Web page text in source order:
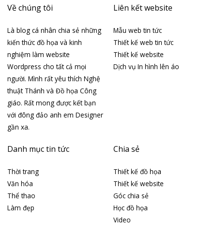
Về chúng tôi
Là blog cá nhân chia sẻ những
kiến thức đồ họa và kinh
nghiệm làm website
Wordpress cho tất cả mọi
người. Mình rất yêu thích Nghệ
thuật Thánh và Đồ họa Công
giáo. Rất mong được kết bạn
với đông đảo anh em Designer
gần xa.
Liên kết website
Mẫu web tin tức
Thiết kế web tin tức
Thiết kế website
Dịch vụ In hình lên áo
Danh mục tin tức
Thời trang
Văn hóa
Thể thao
Làm đẹp
Chia sẻ
Thiết kế đồ họa
Thiết kế website
Góc chia sẻ
Học đồ họa
Video